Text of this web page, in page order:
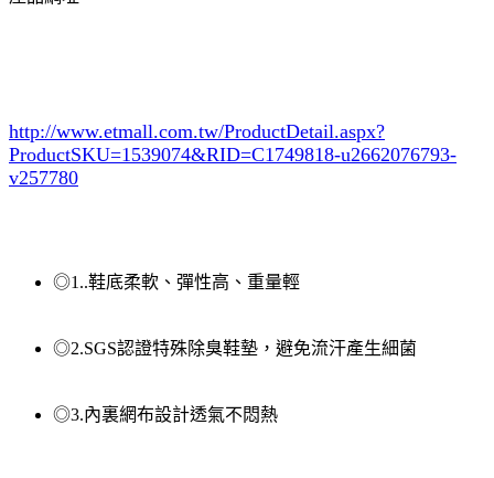
http://www.etmall.com.tw/ProductDetail.aspx?
ProductSKU=1539074&RID=C1749818-u2662076793-
v257780
◎1..鞋底柔軟、彈性高、重量輕
◎2.SGS認證特殊除臭鞋墊，避免流汗產生細菌
◎3.內裏網布設計透氣不悶熱